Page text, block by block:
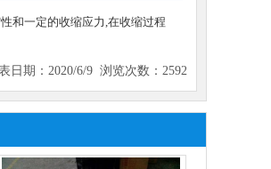
和一定的收缩应力,在收缩过程
日期：2020/6/9 浏览次数：2592